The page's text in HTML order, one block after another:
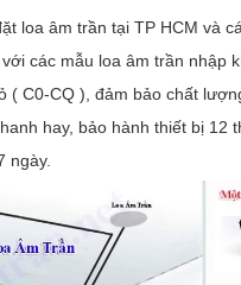
loa âm trần tại TP HCM và
các mẫu loa âm trần nhập
( C0-CQ ), đảm bảo chất
hay, bảo hành thiết bị 12
ngày.